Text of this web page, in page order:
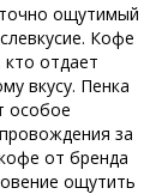
ощутимый
Кофе
кто отдает
вкусу. Пенка
особое
за
от бренда
ощутить